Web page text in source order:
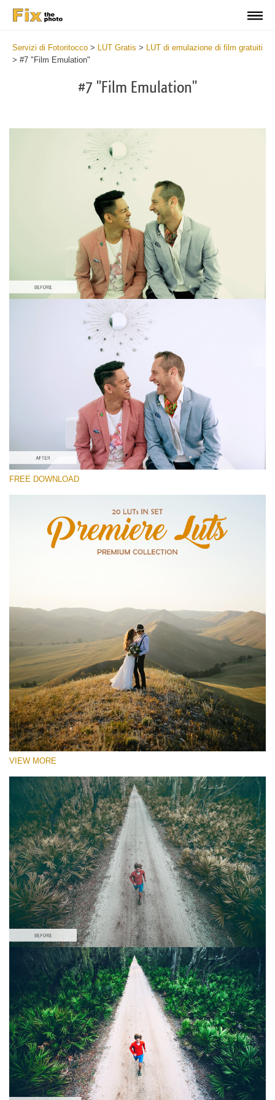
Servizi di Fotoritocco > LUT Gratis > LUT di emulazione di film gratuiti
> #7 "Film Emulation"
#7 "Film Emulation"
Si prega di Selezionare
Film Emulation LUT #7
Premium Premiere LUTs
Must-Have Collection (160 LUTs)
Entire Collection (260 LUTs)
Download Gratuito
FREE DOWNLOAD
VIEW MORE